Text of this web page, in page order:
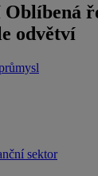
Oblíbená
odvětví
sektor